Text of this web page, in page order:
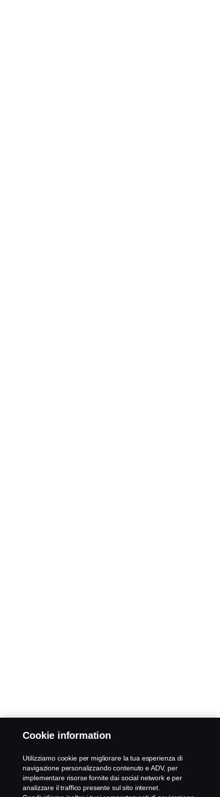
Cookie information
Utilizziamo cookie per migliorare la tua esperienza di
navigazione personalizzando contenuto e ADV, per
implementare risorse fornite dai social network e per
analizzare il traffico presente sul sito internet.